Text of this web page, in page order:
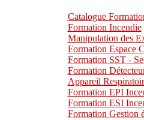
Catalogue
Formation Incendie
Manipulation des
Formation Espace
Formation SST -
Formation
Appareil
Formation EPI
Formation ESI
Formation Gestion